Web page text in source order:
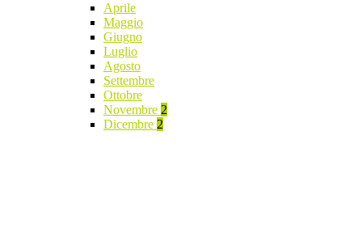
Aprile
Maggio
Giugno
Luglio
Agosto
Settembre
Ottobre
Novembre 2
Dicembre 2